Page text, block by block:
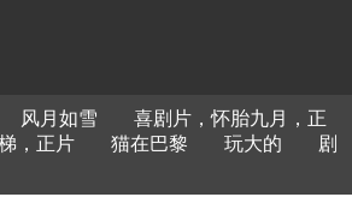
风月如雪
喜剧片，怀胎九月，正
，正片 猫在巴黎 玩大的
剧